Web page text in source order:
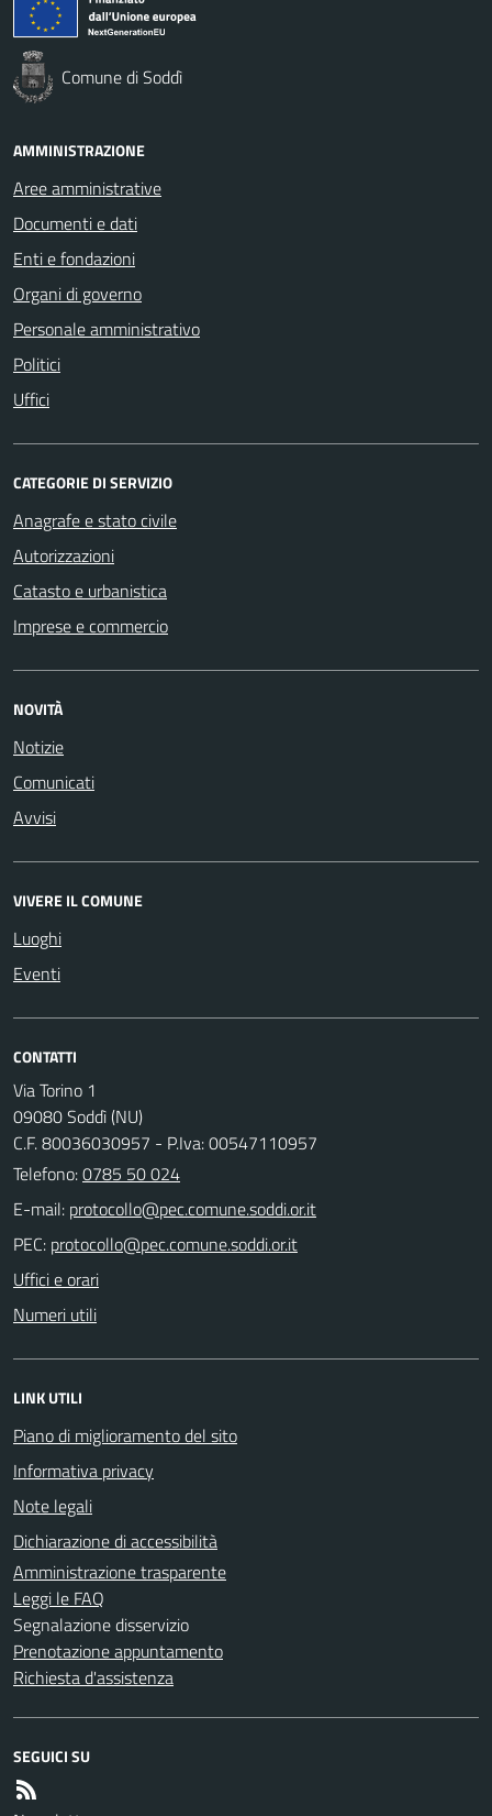
Comune di Soddì
AMMINISTRAZIONE
Aree amministrative
Documenti e dati
Enti e fondazioni
Organi di governo
Personale amministrativo
Politici
Uffici
CATEGORIE DI SERVIZIO
Anagrafe e stato civile
Autorizzazioni
Catasto e urbanistica
Imprese e commercio
NOVITÀ
Notizie
Comunicati
Avvisi
VIVERE IL COMUNE
Luoghi
Eventi
CONTATTI
Via Torino 1
09080 Soddì (NU)
C.F. 80036030957 - P.Iva: 00547110957
Telefono:0785 50 024
E-mail:
PEC:
Uffici e orari
Numeri utili
LINK UTILI
Piano di miglioramento del sito
Informativa privacy
Note legali
Dichiarazione di accessibilità
Amministrazione trasparente
Leggi le FAQ
Segnalazione disservizio
Prenotazione appuntamento
Richiesta d'assistenza
SEGUICI SU